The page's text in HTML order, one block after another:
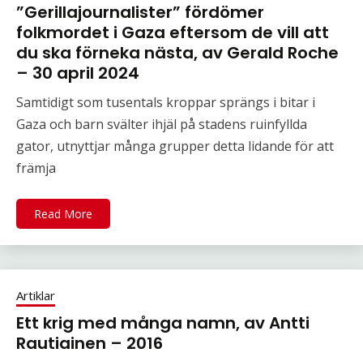
”Gerillajournalister” fördömer
folkmordet i Gaza eftersom de vill att
du ska förneka nästa, av Gerald Roche
– 30 april 2024
Samtidigt som tusentals kroppar sprängs i bitar i
Gaza och barn svälter ihjäl på stadens ruinfyllda
gator, utnyttjar många grupper detta lidande för att
främja
Read More
Artiklar
Ett krig med många namn, av Antti
Rautiainen – 2016